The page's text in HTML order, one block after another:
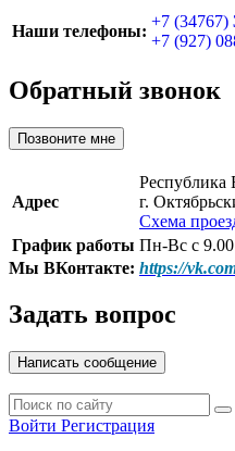
Наши телефоны:
+7 (34767)
+7 (927)
Обратный звонок
Позвоните мне
Адрес
Республика
г.
Схема
График работы Пн-Вс с
Мы ВКонтакте: https://
Задать вопрос
Написать сообщение
Войти Регистрация